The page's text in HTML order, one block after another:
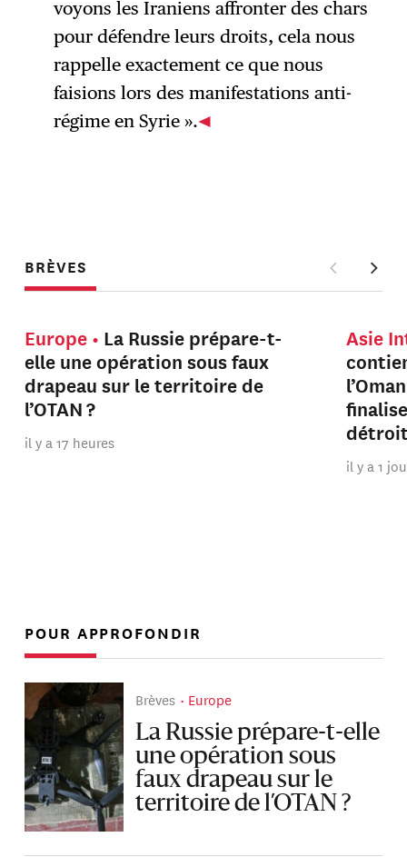
voyons les Iraniens affronter des chars
pour défendre leurs droits, cela nous
rappelle exactement ce que nous
faisions lors des manifestations anti-
régime en Syrie ».
BRÈVES
Europe
La Russie prépare-t-
elle une opération sous faux
drapeau sur le territoire de
l’OTAN ?
il y a 17 heures
Asie
il y a 1
POUR APPROFONDIR
Brèves Europe
La Russie prépare-t-elle
une opération sous
faux drapeau sur le
territoire de l’OTAN ?